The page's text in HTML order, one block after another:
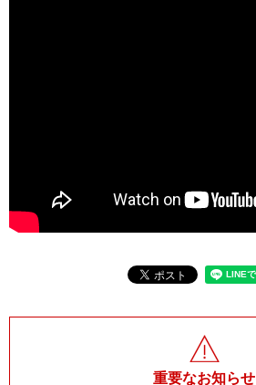
重要なお知らせ